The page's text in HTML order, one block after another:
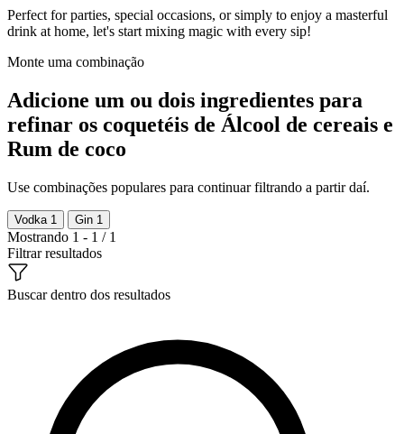
Perfect for parties, special occasions, or simply to enjoy a masterful
drink at home, let's start mixing magic with every sip!
Monte uma combinação
Adicione um ou dois ingredientes para
refinar os coquetéis de Álcool de cereais e
Rum de coco
Use combinações populares para continuar filtrando a partir daí.
Vodka 1 Gin 1
Mostrando 1 - 1 / 1
Filtrar resultados
Buscar dentro dos resultados